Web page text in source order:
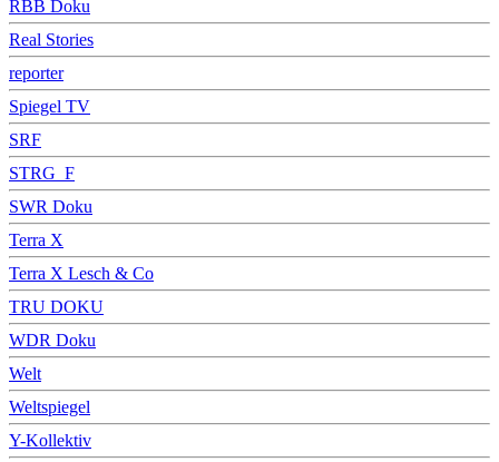
RBB Doku
Real Stories
reporter
Spiegel TV
SRF
STRG_F
SWR Doku
Terra X
Terra X Lesch & Co
TRU DOKU
WDR Doku
Welt
Weltspiegel
Y-Kollektiv